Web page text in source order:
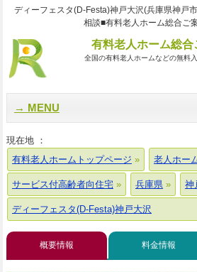
ディーフェスタ(D-Festa)神戸大沢(兵庫県神戸
相談■有料老人ホーム総合ご
有料老人ホーム総合
全国の有料老人ホームなどの無料
MENU
現在地 ：
有料老人ホームトップページ
老人ホー
サービス付高齢者向住宅 兵庫県 神
ディーフェスタ(D-Festa)神戸大沢
概要情報 料金情報